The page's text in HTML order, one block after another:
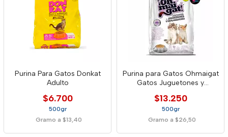
Purina Para Gatos Donkat
Adulto
$6.700
500gr
Gramo a $13,40
Purina para Gatos Ohmaigat
Gatos Juguetones y
$13.250
500gr
Gramo a $26,50